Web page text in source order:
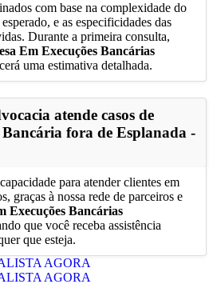
com base na complexidade do
e as especificidades das
Durante a primeira consulta,
Em Execuções Bancárias
uma estimativa detalhada.
atende casos de
Bancária fora de Esplanada -
para atender clientes em
graças à nossa rede de parceiros e
Execuções Bancárias
que você receba assistência
que esteja.
AGORA
AGORA